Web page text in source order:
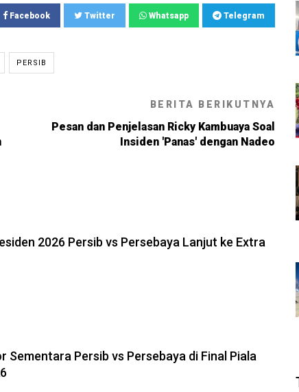
Facebook Twitter Whatsapp Telegram
PERSIB
BERITA BERIKUTNYA
Pesan dan Penjelasan Ricky Kambuaya Soal
Insiden 'Panas' dengan Nadeo
2026 Persib vs Persebaya Lanjut ke Extra
Sementara Persib vs Persebaya di Final Piala